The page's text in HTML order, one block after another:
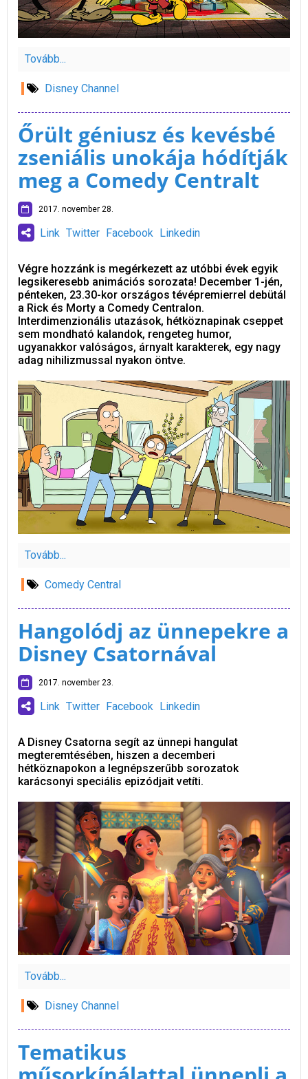
Tovább...
Disney Channel
Őrült géniusz és kevésbé
zseniális unokája hódítják
meg a Comedy Centralt
2017. november 28.
Link Twitter Facebook Linkedin
Végre hozzánk is megérkezett az utóbbi évek egyik
legsikeresebb animációs sorozata! December 1-jén,
pénteken, 23.30-kor országos tévépremierrel debütál
a Rick és Morty a Comedy Centralon.
Interdimenzionális utazások, hétköznapinak cseppet
sem mondható kalandok, rengeteg humor,
ugyanakkor valóságos, árnyalt karakterek, egy nagy
adag nihilizmussal nyakon öntve.
Tovább...
Comedy Central
Hangolódj az ünnepekre a
Disney Csatornával
2017. november 23.
Link Twitter Facebook Linkedin
A Disney Csatorna segít az ünnepi hangulat
megteremtésében, hiszen a decemberi
hétköznapokon a legnépszerűbb sorozatok
karácsonyi speciális epizódjait vetíti.
Tovább...
Disney Channel
Tematikus